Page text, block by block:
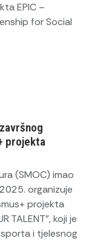
EPIC –
for Social
projekta
(SMOC) imao
organizuje
projekta
TALENT”, koji je
i tjelesnog